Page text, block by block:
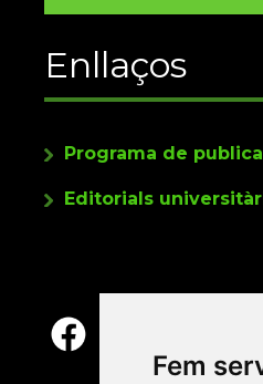
Fem
Enllaços
Programa de
Editorials